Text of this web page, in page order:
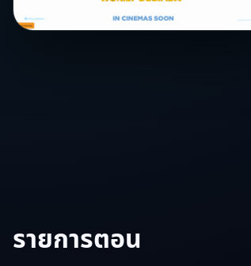
รายการตอน